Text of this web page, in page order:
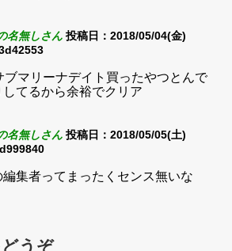
名無しさん 投稿日：2018/05/04(金)
ブマリーナデイト買ったやつとんで
してるから余裕でクリア
名無しさん 投稿日：2018/05/05(土)
集者ってまったくセンス無いな
うぞ